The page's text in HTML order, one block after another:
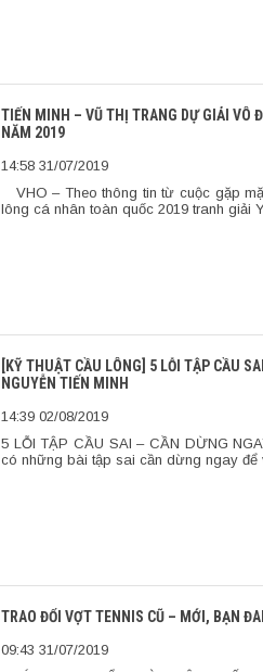
TIẾN MINH – VŨ THỊ TRANG DỰ GIẢI VÔ
NĂM 2019
14:58 31/07/2019
VHO – Theo thông tin từ cuộc gặp
lông cá nhân toàn quốc 2019 tranh giải
[KỸ THUẬT CẦU LÔNG] 5 LỖI TẬP CẦU
NGUYỄN TIẾN MINH
14:39 02/08/2019
5 LỖI TẬP CẦU SAI – CẦN DỪNG
có những bài tập sai cần dừng ngay
TRAO ĐỔI VỢT TENNIS CŨ – MỚI, BẠN
09:43 31/07/2019